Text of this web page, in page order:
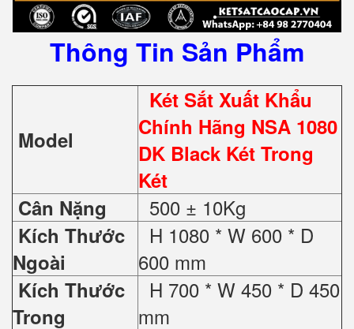
Thông Tin Sản Phẩm
Model
Két Sắt Xuất Khẩu
Chính Hãng NSA 1080
DK Black Két Trong
Két
Cân Nặng
500 ± 10Kg
Kích Thước
Ngoài
H 1080 * W 600 * D
600 mm
Kích Thước
Trong
H 700 * W 450 * D 450
mm